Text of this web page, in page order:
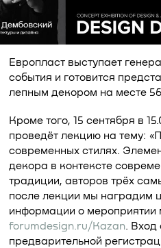
Европласт выступает
события и готовится
лепным декором на месте
Кроме того, 15 сентября в
проведёт лекцию на тему:
современных стилях.
декора в контексте
традиции, авторов трёх
после лекции мы наградим
информации о мероприятии
forumdesign.ru/Kazan. Вход
предварительной